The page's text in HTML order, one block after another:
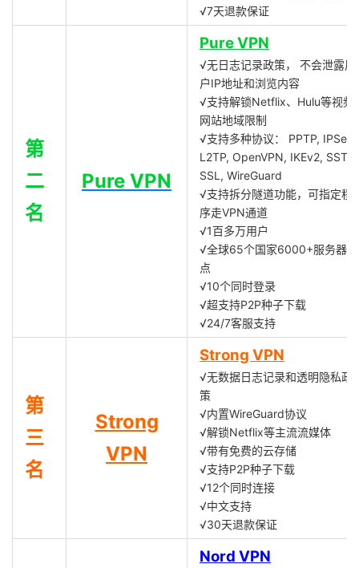
√7天退款保证
第
二
名
Pure VPN
Pure VPN
√无日志记录政策， 不会泄露用
户IP地址和浏览内容
√支持解锁Netflix、Hulu等视频
网站地域限制
√支持多种协议： PPTP, IPSec,
L2TP, OpenVPN, IKEv2, SSTP,
SSL, WireGuard
√支持拆分隧道功能，可指定程
序走VPN通道
√1百多万用户
√全球65个国家6000+服务器节
点
√10个同时登录
√超支持P2P种子下载
√24/7客服支持
第
三
名
Strong
VPN
Strong VPN
√无数据日志记录和透明隐私政
策
√内置WireGuard协议
√解锁Netflix等主流流媒体
√带有免费的云存储
√支持P2P种子下载
√12个同时连接
√中文支持
√30天退款保证
Nord VPN